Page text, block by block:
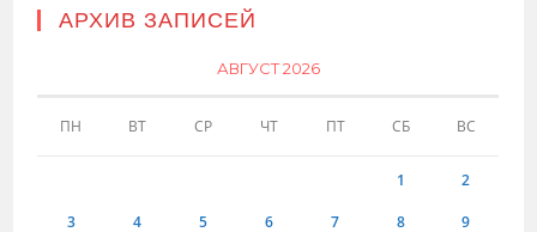
АРХИВ ЗАПИСЕЙ
АВГУСТ 2026
ПН ВТ СР ЧТ ПТ СБ ВС
1 2
3 4 5 6 7 8 9